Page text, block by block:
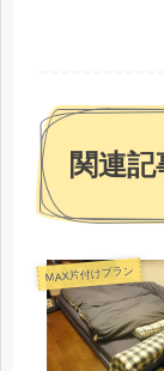
関連記
MAX片付けプラン